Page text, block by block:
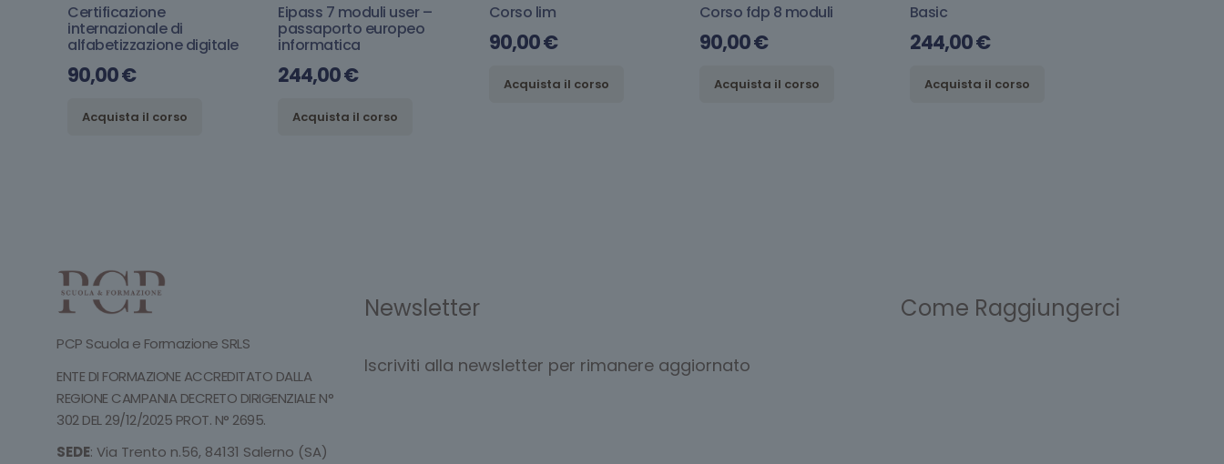
Certificazione
internazionale di
alfabetizzazione digitale
90,00€
Acquista il corso
Eipass 7 moduli user –
passaporto europeo
informatica
244,00€
Acquista il corso
Corso lim
90,00€
Acquista il corso
Corso fdp 8 moduli
90,00€
Acquista il corso
Basic
244,00€
Acquista il corso
PCP Scuola e Formazione SRLS
ENTE DI FORMAZIONE ACCREDITATO DALLA
REGIONE CAMPANIA DECRETO DIRIGENZIALE N°
302 DEL 29/12/2025 PROT. N° 2695.
SEDE: Via Trento n.56, 84131 Salerno (SA)
Newsletter
Iscriviti alla newsletter per rimanere aggiornato
Come Raggiungerci